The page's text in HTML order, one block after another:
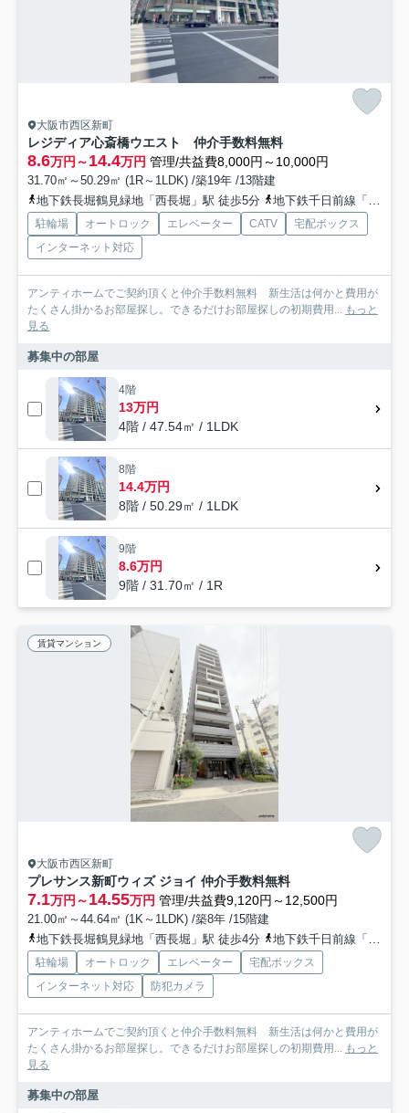
大阪市西区新町
レジディア心斎橋ウエスト 仲介手数料無料
8.6万円～14.4万円 管理/共益費8,000円～10,000円
31.70㎡～50.29㎡ (1R～1LDK) /築19年 /13階建
地下鉄長堀鶴見緑地「西長堀」駅 徒歩5分
地下鉄千日前線「阿波座」駅 徒歩9分
駐輪場 オートロック エレベーター CATV
宅配ボックス
インターネット対応
アンティホームでご契約頂くと仲介手数料無料 新生活は何かと費用が
たくさん掛かるお部屋探し。できるだけお部屋探しの初期費用... もっと
見る
募集中の部屋
4階
13万円
4階 / 47.54㎡ / 1LDK
8階
14.4万円
8階 / 50.29㎡ / 1LDK
9階
8.6万円
9階 / 31.70㎡ / 1R
賃貸マンション
大阪市西区新町
プレサンス新町ウィズ ジョイ 仲介手数料無料
7.1万円～14.55万円 管理/共益費9,120円～12,500円
21.00㎡～44.64㎡ (1K～1LDK) /築8年 /15階建
地下鉄長堀鶴見緑地「西長堀」駅 徒歩4分
地下鉄千日前線「阿波座」駅 徒歩10分
駐輪場 オートロック エレベーター
宅配ボックス
インターネット対応
防犯カメラ
アンティホームでご契約頂くと仲介手数料無料 新生活は何かと費用が
たくさん掛かるお部屋探し。できるだけお部屋探しの初期費用... もっと
見る
募集中の部屋